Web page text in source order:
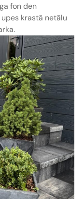
fon den
krastā netālu